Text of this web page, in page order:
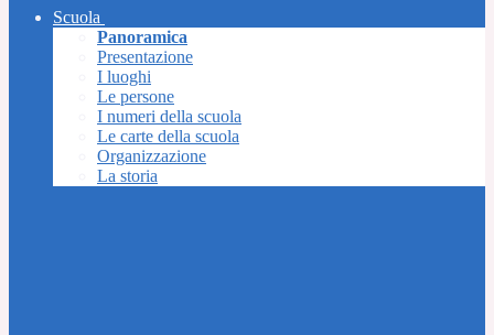
Scuola
Panoramica
Presentazione
I luoghi
Le persone
I numeri della scuola
Le carte della scuola
Organizzazione
La storia